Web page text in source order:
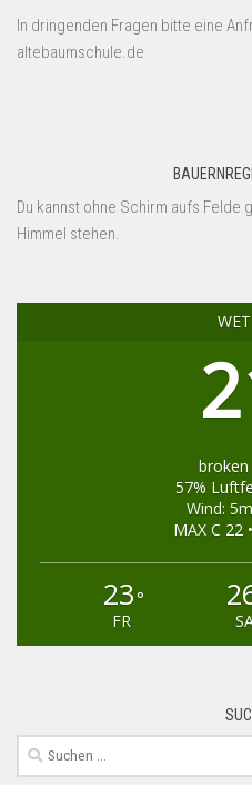
In dringenden Fragen bitte eine
altebaumschule.de
Du kannst ohne Schirm aufs Felde
Himmel stehen.
57%
Wind:
MAX C 22
23°
FR
Suchen
nach: